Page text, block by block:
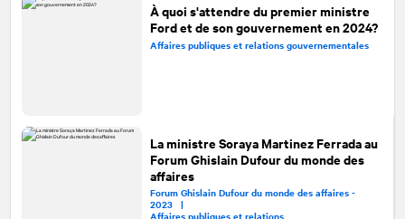
À quoi s'attendre du premier ministre
Ford et de son gouvernement en 2024?
Affaires publiques et relations gouvernementales
La ministre Soraya Martinez Ferrada au
Forum Ghislain Dufour du monde des
affaires
Forum Ghislain Dufour du monde des affaires -
2023 |
Affaires publiques et relations